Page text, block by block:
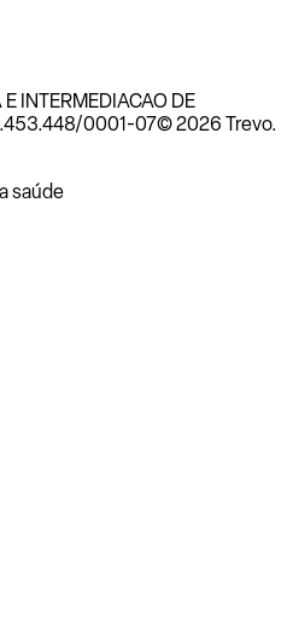
INTERMEDIACAO DE
0001-07© 2026 Trevo.
saúde